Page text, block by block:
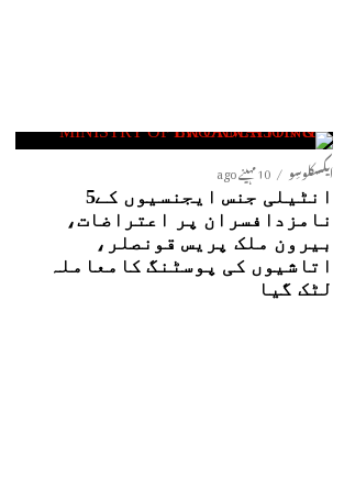
ایکسکلوسِو 10 مہینے ago
انٹیلی جنس ایجنسیوں کے5
نامزدافسران پر اعتراضات،
بیرون ملک پریس قونصلر،
اتاشیوں کی پوسٹنگ کامعاملہ
لٹک گیا